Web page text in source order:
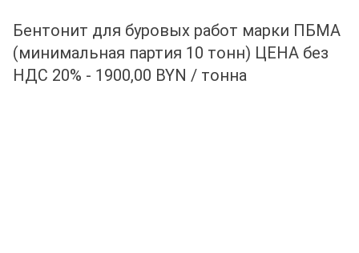
Бентонит для буровых работ марки ПБМА
(минимальная партия 10 тонн) ЦЕНА без
НДС 20% - 1900,00 BYN / тонна